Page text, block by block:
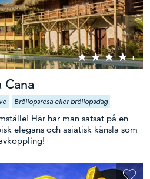
Cana
Bröllopsresa eller bröllopsdag
Här har man satsat på en
elegans och asiatisk känsla som